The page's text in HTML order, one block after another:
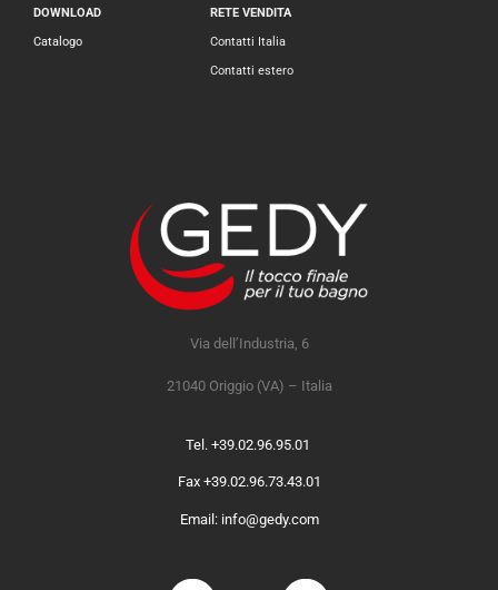
DOWNLOAD
Catalogo
RETE VENDITA
Contatti Italia
Contatti estero
Via dell’Industria, 6
21040 Origgio (VA) – Italia
Tel. +39.02.96.95.01
Fax +39.02.96.73.43.01
Email: info@gedy.com